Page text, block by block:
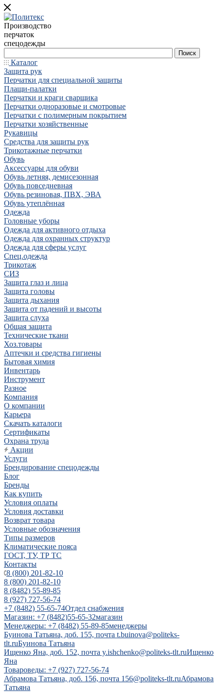
Производство
перчаток
спецодежды
Каталог
Защита рук
Перчатки для специальной защиты
Плащи-палатки
Перчатки и краги сварщика
Перчатки одноразовые и смотровые
Перчатки с полимерным покрытием
Перчатки хозяйственные
Рукавицы
Средства для защиты рук
Трикотажные перчатки
Обувь
Аксессуары для обуви
Обувь летняя, демисезонная
Обувь повседневная
Обувь резиновая, ПВХ, ЭВА
Обувь утеплённая
Одежда
Головные уборы
Одежда для активного отдыха
Одежда для охранных структур
Одежда для сферы услуг
Спец.одежда
Трикотаж
СИЗ
Защита глаз и лица
Защита головы
Защита дыхания
Защита от падений и высоты
Защита слуха
Общая защита
Технические ткани
Хоз.товары
Аптечки и средства гигиены
Бытовая химия
Инвентарь
Инструмент
Разное
Компания
О компании
Карьера
Cкачать каталоги
Сертификаты
Охрана труда
Акции
Услуги
Брендирование спецодежды
Блог
Бренды
Как купить
Условия оплаты
Условия доставки
Возврат товара
Условные обозначения
Типы размеров
Климатические пояса
ГОСТ, ТУ, ТР ТС
Контакты
8 (800) 201-82-10
8 (800) 201-82-10
8 (8482) 55-89-85
8 (927) 727-56-74
+7 (8482) 55-65-74Отдел снабжения
Магазин: +7 (8482)55-65-32магазин
Менеджеры: +7 (8482) 55-89-85менеджеры
Буинова Татьяна, доб. 155, почта t.buinova@politeks-
tlt.ruБуинова Татьяна
Ищенко Яна, доб. 152, почта y.ishchenko@politeks-tlt.ruИщенко
Яна
Товароведы: +7 (927) 727-56-74
Абрамова Татьяна, доб. 156, почта 156@politeks-tlt.ruАбрамова
Татьяна